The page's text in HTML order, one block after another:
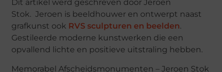
Dit artikel werd geschreven door Jeroen
Stok. Jeroen is beeldhouwer en ontwerpt naast
grafkunst ook RVS sculpturen en beelden.
Gestileerde moderne kunstwerken die een
opvallend lichte en positieve uitstraling hebben.
Memorabel Afscheidsmonumenten – Jeroen Stok